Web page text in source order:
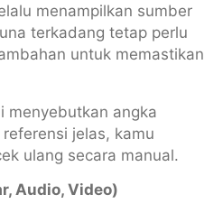
menampilkan sumber
terkadang tetap perlu
untuk memastikan
menyebutkan angka
jelas, kamu
ulang secara manual.
Audio, Video)